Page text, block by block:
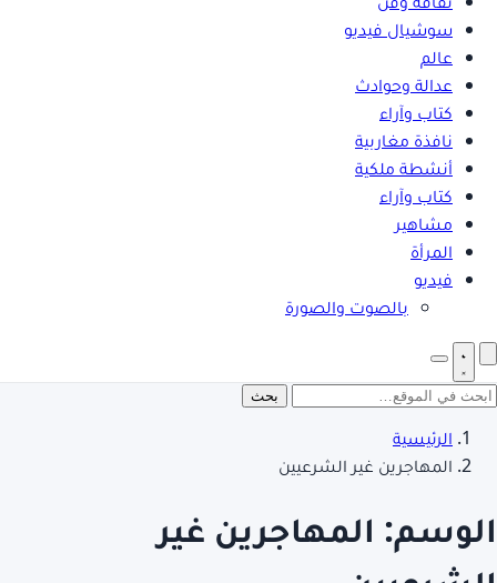
سوشيال فيديو
عالم
عدالة وحوادث
كتاب وآراء
نافذة مغاربية
أنشطة ملكية
كتاب وآراء
مشاهير
المرأة
فيديو
بالصوت والصورة
بحث
الرئيسية
المهاجرين غير الشرعيين
الوسم: المهاجرين غير